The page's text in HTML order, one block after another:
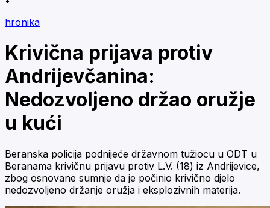
hronika
Krivična prijava protiv
Andrijevčanina:
Nedozvoljeno držao oružje
u kući
Beranska policija podnijeće državnom tužiocu u ODT u
Beranama krivičnu prijavu protiv L.V. (18) iz Andrijevice,
zbog osnovane sumnje da je počinio krivično djelo
nedozvoljeno držanje oružja i eksplozivnih materija.